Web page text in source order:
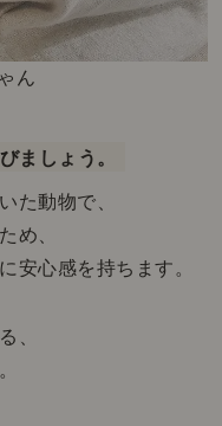
ん
ましょう。
た動物で、
め、
安心感を持ちます。
、